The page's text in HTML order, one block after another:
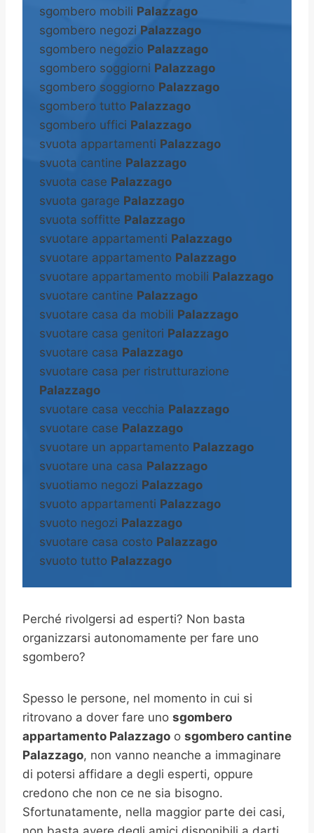
sgombero mobili Palazzago
sgombero negozi Palazzago
sgombero negozio Palazzago
sgombero soggiorni Palazzago
sgombero soggiorno Palazzago
sgombero tutto Palazzago
sgombero uffici Palazzago
svuota appartamenti Palazzago
svuota cantine Palazzago
svuota case Palazzago
svuota garage Palazzago
svuota soffitte Palazzago
svuotare appartamenti Palazzago
svuotare appartamento Palazzago
svuotare appartamento mobili Palazzago
svuotare cantine Palazzago
svuotare casa da mobili Palazzago
svuotare casa genitori Palazzago
svuotare casa Palazzago
svuotare casa per ristrutturazione
Palazzago
svuotare casa vecchia Palazzago
svuotare case Palazzago
svuotare un appartamento Palazzago
svuotare una casa Palazzago
svuotiamo negozi Palazzago
svuoto appartamenti Palazzago
svuoto negozi Palazzago
svuotare casa costo Palazzago
svuoto tutto Palazzago
Perché rivolgersi ad esperti? Non basta
organizzarsi autonomamente per fare uno
sgombero?
Spesso le persone, nel momento in cui si
ritrovano a dover fare uno sgombero
appartamento Palazzago o sgombero cantine
Palazzago, non vanno neanche a immaginare
di potersi affidare a degli esperti, oppure
credono che non ce ne sia bisogno.
Sfortunatamente, nella maggior parte dei casi,